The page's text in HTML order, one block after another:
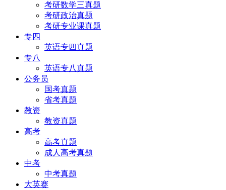
考研数学三真题
考研政治真题
考研专业课真题
专四
英语专四真题
专八
英语专八真题
公务员
国考真题
省考真题
教资
教资真题
高考
高考真题
成人高考真题
中考
中考真题
大英赛